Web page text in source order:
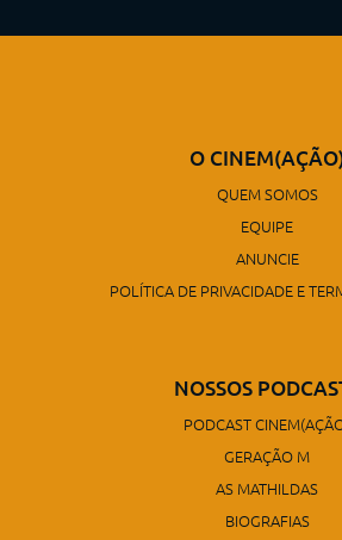
O
QUEM SOMOS
EQUIPE
ANUNCIE
POLÍTICA DE PRIVACIDADE E
NOSSOS
PODCAST
GERAÇÃO M
AS MATHILDAS
BIOGRAFIAS